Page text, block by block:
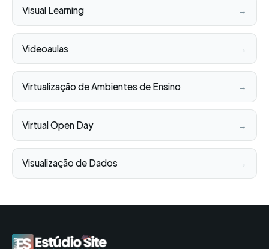
Visual Learning →
Videoaulas →
Virtualização de Ambientes de Ensino →
Virtual Open Day →
Visualização de Dados →